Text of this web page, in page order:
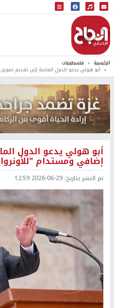
البث المباشر
إذاعة النجاح
الرئيسية فلسطينيات
أبو هولي يدعو الدول المانحة إلى تقديم
أبو هولي يدعو الدول
إضافي ومستدام
تم النشر بتاريخ: 2026-06-29 12:59